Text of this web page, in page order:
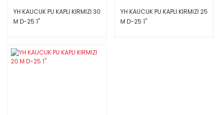
YH KAUCUK PU KAPLI KIRMIZI 30
M D-25 1''
YH KAUCUK PU KAPLI KIRMIZI 25
M D-25 1''